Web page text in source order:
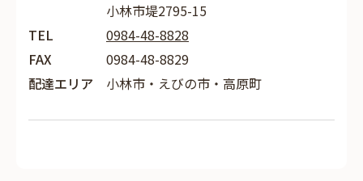
小林市堤2795-15
TEL
0984-48-8828
FAX
0984-48-8829
配達エリア
小林市・えびの市・高原町